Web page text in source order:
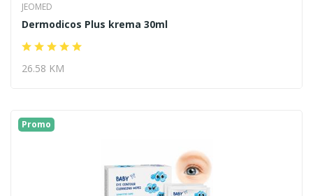
JEOMED
Dermodicos Plus krema 30ml
26.58 KM
Promo